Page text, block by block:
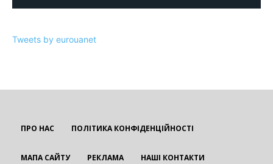
Tweets by eurouanet
ПРО НАС ПОЛІТИКА КОНФІДЕНЦІЙНОСТІ
МАПА САЙТУ РЕКЛАМА НАШІ КОНТАКТИ